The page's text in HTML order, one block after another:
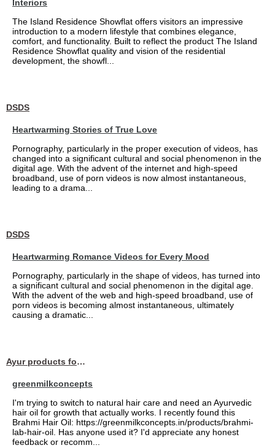
Interiors
The Island Residence Showflat offers visitors an impressive
introduction to a modern lifestyle that combines elegance,
comfort, and functionality. Built to reflect the product The Island
Residence Showflat quality and vision of the residential
development, the showfl...
DSDS
Heartwarming Stories of True Love
Pornography, particularly in the proper execution of videos, has
changed into a significant cultural and social phenomenon in the
digital age. With the advent of the internet and high-speed
broadband, use of porn videos is now almost instantaneous,
leading to a drama...
DSDS
Heartwarming Romance Videos for Every Mood
Pornography, particularly in the shape of videos, has turned into
a significant cultural and social phenomenon in the digital age.
With the advent of the web and high-speed broadband, use of
porn videos is becoming almost instantaneous, ultimately
causing a dramatic...
Ayur products for hair
greenmilkconcepts
I'm trying to switch to natural hair care and need an Ayurvedic
hair oil for growth that actually works. I recently found this
Brahmi Hair Oil: https://greenmilkconcepts.in/products/brahmi-
lab-hair-oil. Has anyone used it? I'd appreciate any honest
feedback or recomm...